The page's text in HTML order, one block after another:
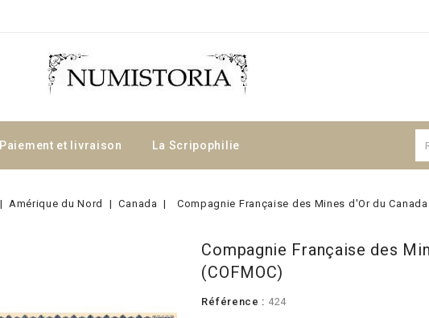
Paiement et livraison La Scripophilie
Amérique du Nord Canada Compagnie Française des Mines d'Or du Canada
Compagnie Française des
(COFMOC)
Référence : 424